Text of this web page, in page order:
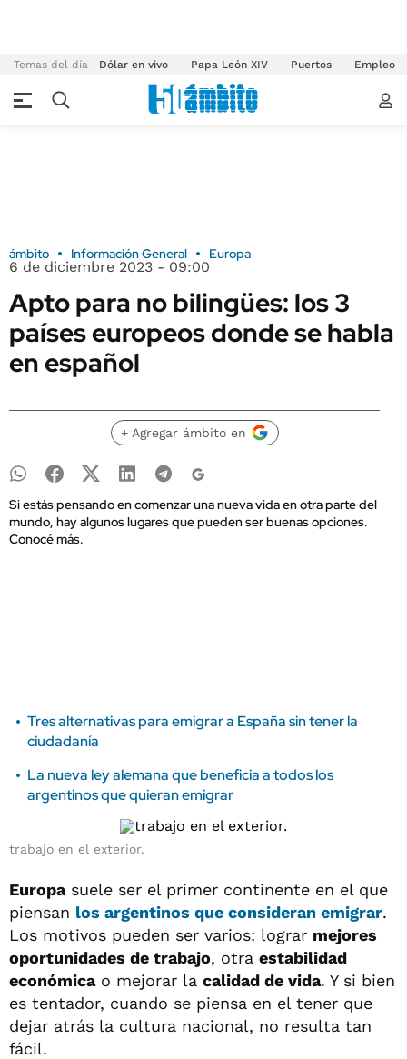
Temas del día Dólar en vivo Papa León XIV Puertos Empleo
ámbito Información General Europa
6 de diciembre 2023 - 09:00
Apto para no bilingües: los 3
países europeos donde se habla
en español
+ Agregar ámbito en
Si estás pensando en comenzar una nueva vida en otra parte del
mundo, hay algunos lugares que pueden ser buenas opciones.
Conocé más.
Tres alternativas para emigrar a España sin tener la
ciudadanía
La nueva ley alemana que beneficia a todos los
argentinos que quieran emigrar
trabajo en el exterior.
Europasuele ser el primer continente en el que
piensan los argentinos que consideran emigrar.
Los motivos pueden ser varios: lograr mejores
oportunidades de trabajo, otra estabilidad
económicao mejorar la calidad de vida. Y si bien
es tentador, cuando se piensa en el tener que
dejar atrás la cultura nacional, no resulta tan
fácil.